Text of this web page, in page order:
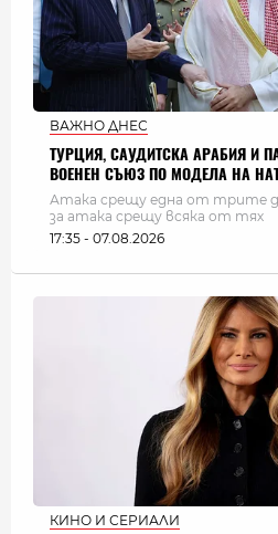
ВАЖНО ДНЕС
ТУРЦИЯ, САУДИТСКА АРАБИЯ И
ВОЕНЕН СЪЮЗ ПО МОДЕЛА НА
Атака срещу една от трите
за атака срещу всяка от тях
17:35 - 07.08.2026
КИНО И СЕРИАЛИ